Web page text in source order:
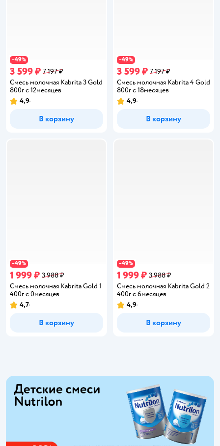
−49%
3 599 ₽ 7 197 ₽
Смесь молочная Kabrita 3 Gold
800г с 12месяцев
Рейтинг:
4,9
В корзину
−49%
3 599 ₽ 7 197 ₽
Смесь молочная Kabrita 4 Gold
800г с 18месяцев
Рейтинг:
4,9
В корзину
−49%
1 999 ₽ 3 988 ₽
Смесь молочная Kabrita Gold 1
400г с 0месяцев
Рейтинг:
4,7
В корзину
−49%
1 999 ₽ 3 988 ₽
Смесь молочная Kabrita Gold 2
400г с 6месяцев
Рейтинг:
4,9
В корзину